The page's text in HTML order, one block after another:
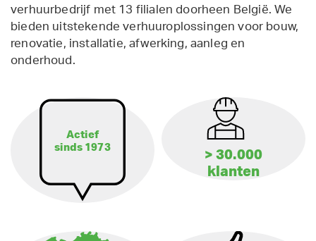
verhuurbedrijf met 13 filialen doorheen België. We
bieden uitstekende verhuuroplossingen voor bouw,
renovatie, installatie, afwerking, aanleg en
onderhoud.
Actief
sinds 1973
> 30.000
klanten